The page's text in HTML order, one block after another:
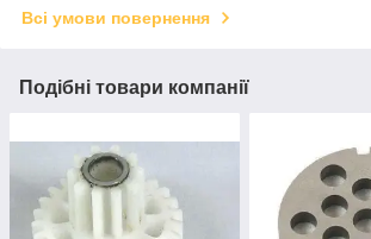
Всі умови повернення
Подібні товари компанії